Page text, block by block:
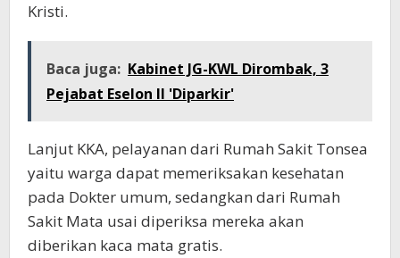
Kristi.
Baca juga: Kabinet JG-KWL Dirombak, 3
Pejabat Eselon II 'Diparkir'
Lanjut KKA, pelayanan dari Rumah Sakit Tonsea
yaitu warga dapat memeriksakan kesehatan
pada Dokter umum, sedangkan dari Rumah
Sakit Mata usai diperiksa mereka akan
diberikan kaca mata gratis.